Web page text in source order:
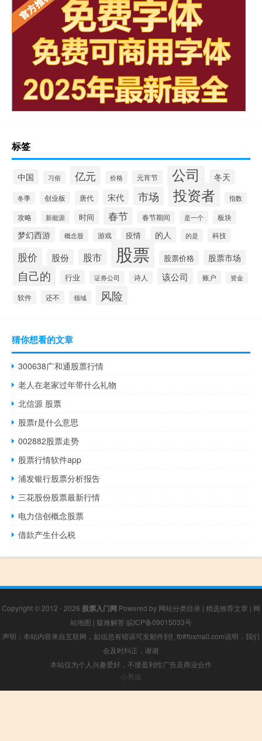
标签
中国 习俗 亿元 价格 元宵节 公司 冬天
冬季 创业板 唐代 宋代 市场 投资者 指数
攻略 新能源 时间 春节 春节期间 是一个 板块
梦幻西游 概念股 游戏 疫情 的人 的是 科技
股价 股份 股市 股票 股票价格 股票市场
自己的 行业 证券公司 诗人 该公司 账户 资金
软件 还不 领域 风险
猜你想看的文章
300638广和通股票行情
老人在老家过年带什么礼物
北信源 股票
股票r是什么意思
002882股票走势
股票行情软件app
浦发银行股票分析报告
三花股份股票最新行情
电力信创概念股票
借款产生什么税
Copyright © 2012 - 2026 股票入门网 Powered by 网站分类目录 | 精选推荐文章 | 网
站地图 | 疑难解答 皖ICP备09015033号
声明：本站内容来自互联网，如信息有错误可发邮件到f_fb#foxmail.com说明，我们
会及时纠正，谢谢
本站仅为个人兴趣爱好，不接盈利性广告及商业合作
小男孩